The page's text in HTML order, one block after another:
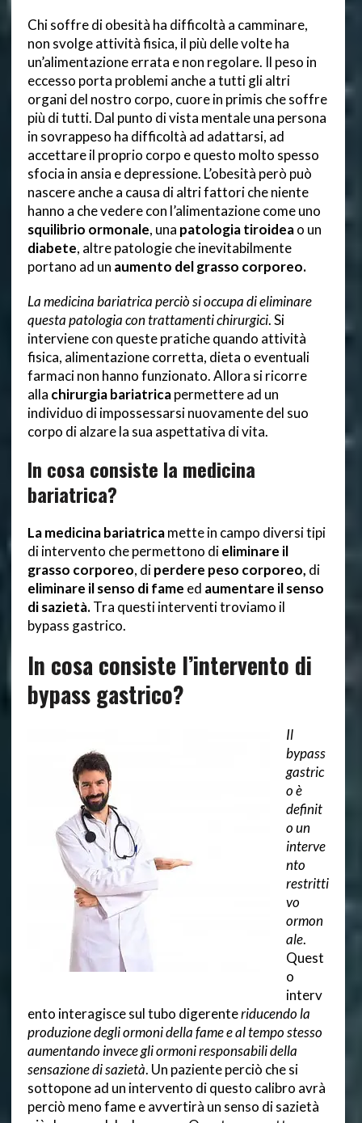
Chi soffre di obesità ha difficoltà a camminare,
non svolge attività fisica, il più delle volte ha
un’alimentazione errata e non regolare. Il peso in
eccesso porta problemi anche a tutti gli altri
organi del nostro corpo, cuore in primis che soffre
più di tutti. Dal punto di vista mentale una persona
in sovrappeso ha difficoltà ad adattarsi, ad
accettare il proprio corpo e questo molto spesso
sfocia in ansia e depressione. L’obesità però può
nascere anche a causa di altri fattori che niente
hanno a che vedere con l’alimentazione come uno
squilibrio ormonale, una patologia tiroideao un
diabete, altre patologie che inevitabilmente
portano ad un aumento del grasso corporeo.
La medicina bariatrica perciò si occupa di eliminare
questa patologia con trattamenti chirurgici. Si
interviene con queste pratiche quando attività
fisica, alimentazione corretta, dieta o eventuali
farmaci non hanno funzionato. Allora si ricorre
alla chirurgia bariatricapermettere ad un
individuo di impossessarsi nuovamente del suo
corpo di alzare la sua aspettativa di vita.
In cosa consiste la medicina
bariatrica?
La medicina bariatricamette in campo diversi tipi
di intervento che permettono dieliminare il
grasso corporeo, diperdere peso corporeo, di
eliminare il senso di fame ed aumentare il senso
di sazietà.Tra questi interventi troviamo il
bypass gastrico.
In cosa consiste l’intervento di
bypass gastrico?
Il
bypass
gastric
o è
definit
o un
interve
nto
restritti
vo
ormon
ale.
Quest
o
interv
ento interagisce sul tubo digerenteriducendo la
produzione degli ormoni della fame e al tempo stesso
aumentando invece gli ormoni responsabili della
sensazione di sazietà. Un paziente perciò che si
sottopone ad un intervento di questo calibro avrà
perciò meno fame e avvertirà un senso di sazietà